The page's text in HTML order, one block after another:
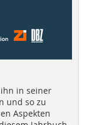
in seiner
und so zu
Aspekten